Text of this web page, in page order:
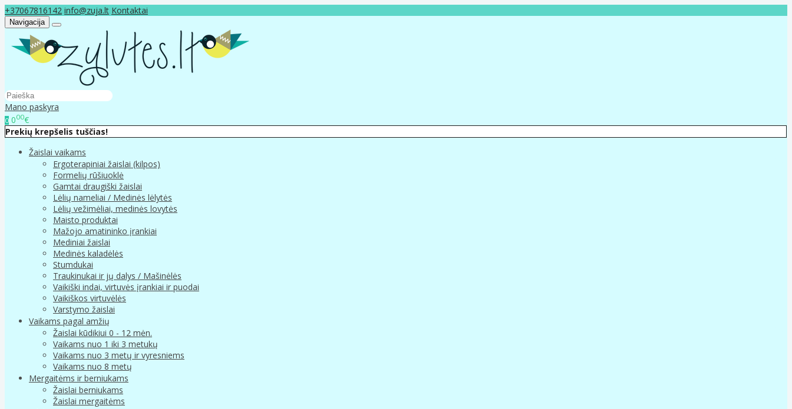
+37067816142 info@zuja.lt Kontaktai
Navigacija
Mano paskyra
0 000€
Prekių krepšelis tuščias!
Žaislai vaikams
Ergoterapiniai žaislai (kilpos)
Formelių rūšiuoklė
Gamtai draugiški žaislai
Lėlių nameliai / Medinės lėlytės
Lėlių vežimėliai, medinės lovytės
Maisto produktai
Mažojo amatininko įrankiai
Mediniai žaislai
Medinės kaladėlės
Stumdukai
Traukinukai ir jų dalys / Mašinėlės
Vaikiški indai, virtuvės įrankiai ir puodai
Vaikiškos virtuvėlės
Varstymo žaislai
Vaikams pagal amžių
Žaislai kūdikiui 0 - 12 mėn.
Vaikams nuo 1 iki 3 metukų
Vaikams nuo 3 metų ir vyresniems
Vaikams nuo 8 metų
Mergaitėms ir berniukams
Žaislai berniukams
Žaislai mergaitėms